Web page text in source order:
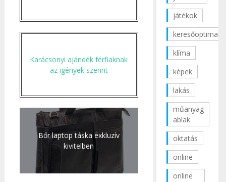
Karácsonyi ajándék férfiaknak
az igények szerint
Bőr laptop táska exkluzív
kivitelben
játékok
klíma
képek
lakás
műanyag
ablak
oktatás
online
online